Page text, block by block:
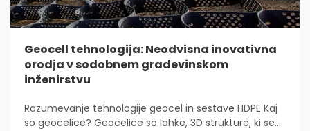
Geocell tehnologija: Neodvisna inovativna
orodja v sodobnem građevinskom
inženirstvu
Razumevanje tehnologije geocel in sestave HDPE Kaj
so geocelice? Geocelice so lahke, 3D strukture, ki se